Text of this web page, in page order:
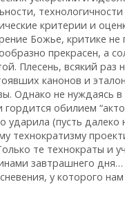
критерии и
Божье, критике
прекрасен, а
Плесень, всякий
канонов и
Однако не нуждаясь
обилием
ударила (пусть
технократизму
те технократы и
завтрашнего
у которого